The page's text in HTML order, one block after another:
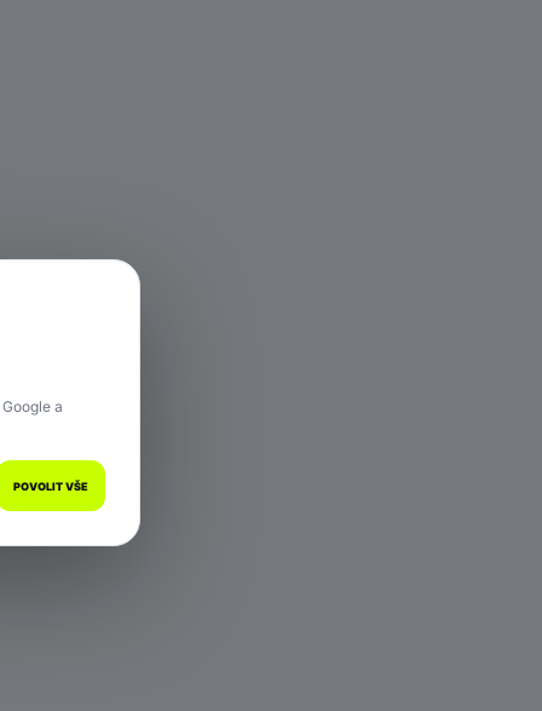
a
POVOLIT VŠE